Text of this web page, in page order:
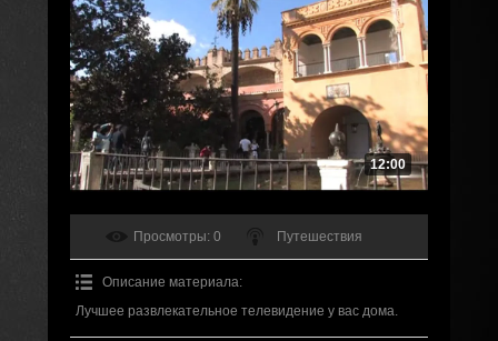
12:00
Просмотры: 0 Путешествия
Описание материала:
Лучшее развлекательное телевидение у вас дома.